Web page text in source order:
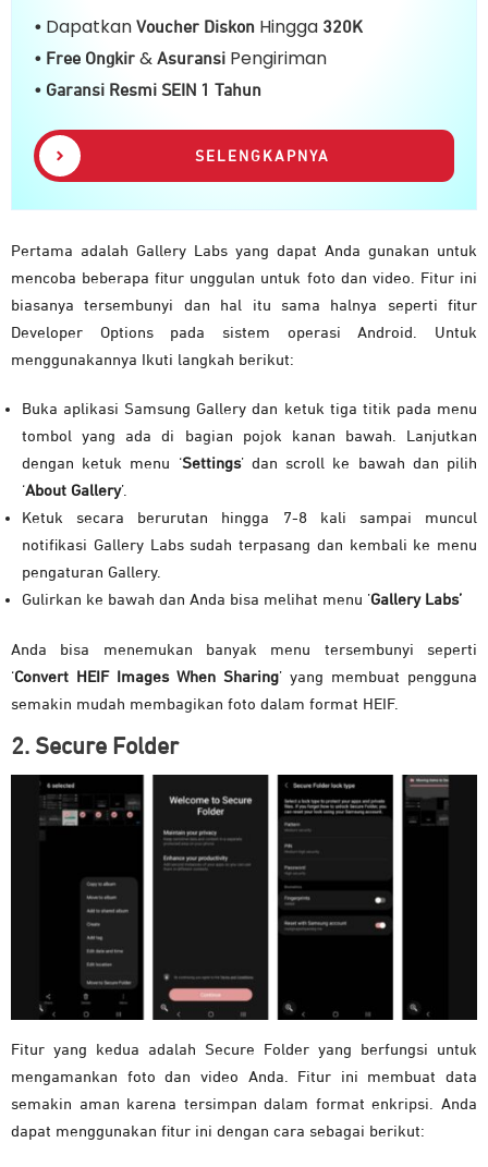
• Dapatkan Voucher Diskon Hingga 320K
• Free Ongkir & Asuransi Pengiriman
• Garansi Resmi SEIN 1 Tahun
SELENGKAPNYA
Pertama adalah Gallery Labs yang dapat Anda gunakan untuk
mencoba beberapa fitur unggulan untuk foto dan video. Fitur ini
biasanya tersembunyi dan hal itu sama halnya seperti fitur
Developer Options pada sistem operasi Android. Untuk
menggunakannya Ikuti langkah berikut:
Buka aplikasi Samsung Gallery dan ketuk tiga titik pada menu
tombol yang ada di bagian pojok kanan bawah. Lanjutkan
dengan ketuk menu ‘Settings’ dan scroll ke bawah dan pilih
‘About Gallery’.
Ketuk secara berurutan hingga 7-8 kali sampai muncul
notifikasi Gallery Labs sudah terpasang dan kembali ke menu
pengaturan Gallery.
Gulirkan ke bawah dan Anda bisa melihat menu ’Gallery Labs’
Anda bisa menemukan banyak menu tersembunyi seperti
‘Convert HEIF Images When Sharing’ yang membuat pengguna
semakin mudah membagikan foto dalam format HEIF.
2. Secure Folder
Fitur yang kedua adalah Secure Folder yang berfungsi untuk
mengamankan foto dan video Anda. Fitur ini membuat data
semakin aman karena tersimpan dalam format enkripsi. Anda
dapat menggunakan fitur ini dengan cara sebagai berikut: